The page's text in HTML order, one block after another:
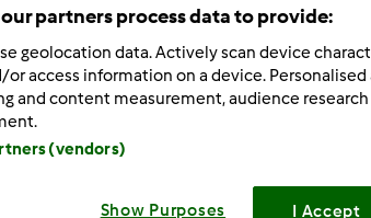
się na problem, którego nie mogę
Zapisz i dostaję dwie informacje
a pod spodem komunikat: Niestety nie
Tu możesz się zarejestrować. Proszę
kolekcjach nic nie ma. Wylogowałam się i
z różnych stron i muszę przyznać, że
znaleźć przepisów, które po drodze
partners process data to provide:
geolocation data. Actively scan device
or access information on a device.
and content measurement, audience research
(vendors)
Show Purposes I Accept